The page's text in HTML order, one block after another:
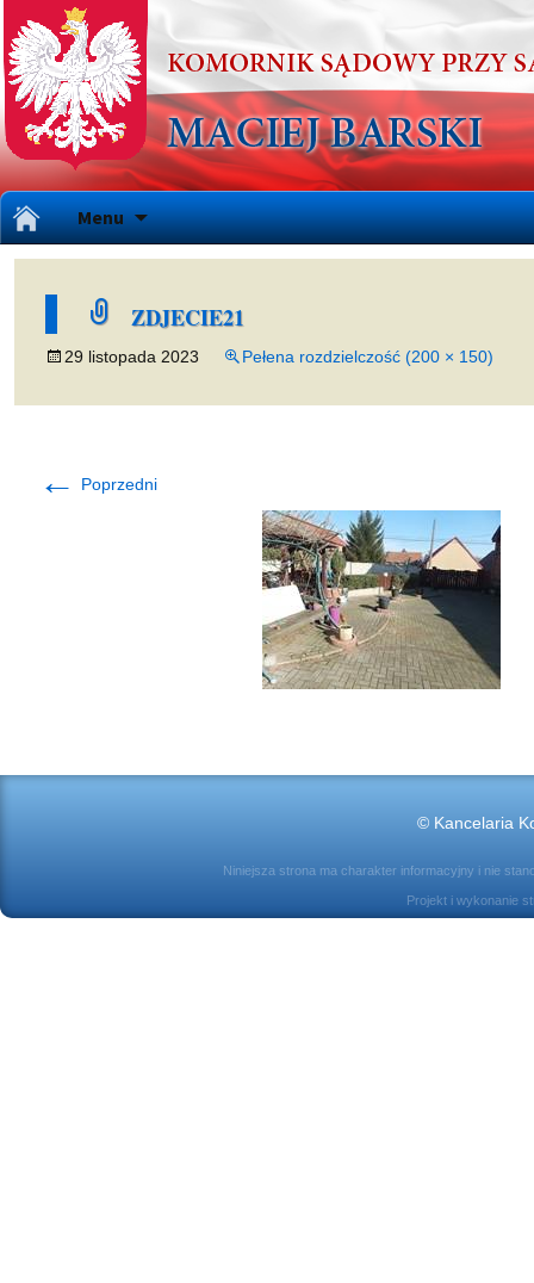
Menu
do
ZDJECIE21
29 listopada 2023 Pełena rozdzielczość (200 × 150)
← Poprzedni
© Kancelaria
Niniejsza strona ma charakter informacyjny i nie
Projekt i wykonanie